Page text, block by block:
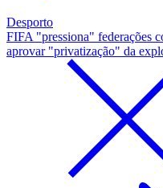
Desporto
FIFA "pressiona" federações
aprovar "privatização" da